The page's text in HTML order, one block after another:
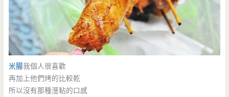
米腸我個人很喜歡
再加上他們烤的比較乾
所以沒有那種溼粘的口感